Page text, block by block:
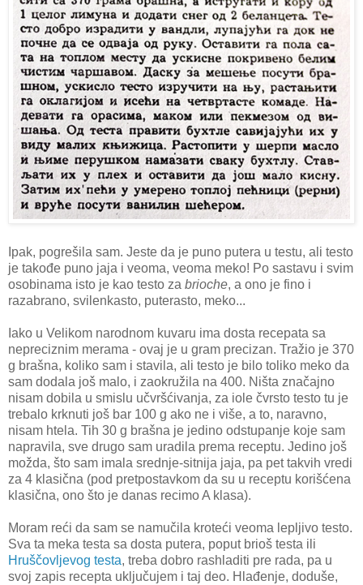
Ipak, pogrešila sam. Jeste da je puno putera u testu, ali testo
je takođe puno jaja i veoma, veoma meko! Po sastavu i svim
osobinama isto je kao testo za brioche, a ono je fino i
razabrano, svilenkasto, puterasto, meko...
Iako u Velikom narodnom kuvaru ima dosta recepata sa
nepreciznim merama - ovaj je u gram precizan. Tražio je 370
g brašna, koliko sam i stavila, ali testo je bilo toliko meko da
sam dodala još malo, i zaokružila na 400. Ništa značajno
nisam dobila u smislu učvršćivanja, za iole čvrsto testo tu je
trebalo krknuti još bar 100 g ako ne i više, a to, naravno,
nisam htela. Tih 30 g brašna je jedino odstupanje koje sam
napravila, sve drugo sam uradila prema receptu. Jedino još
možda, što sam imala srednje-sitnija jaja, pa pet takvih vredi
za 4 klasična (pod pretpostavkom da su u receptu korišćena
klasična, ono što je danas recimo A klasa).
Moram reći da sam se namučila kroteći veoma lepljivo testo.
Sva ta meka testa sa dosta putera, poput brioš testa ili
Hruščovljevog testa, treba dobro rashladiti pre rada, pa u
svoj zapis recepta uključujem i taj deo. Hlađenje, doduše,